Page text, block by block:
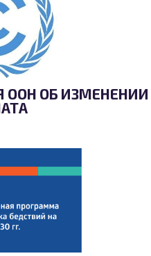
ООН ОБ ИЗМЕНЕНИИ